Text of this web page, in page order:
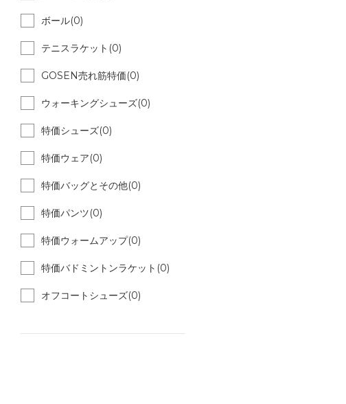
ボール(0)
テニスラケット(0)
GOSEN売れ筋特価(0)
ウォーキングシューズ(0)
特価シューズ(0)
特価ウェア(0)
特価バッグとその他(0)
特価パンツ(0)
特価ウォームアップ(0)
特価バドミントンラケット(0)
オフコートシューズ(0)